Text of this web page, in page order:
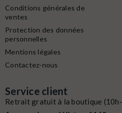
Conditions générales de
ventes
Protection des données
personnelles
Mentions légales
Contactez-nous
Service client
Retrait gratuit à la boutique